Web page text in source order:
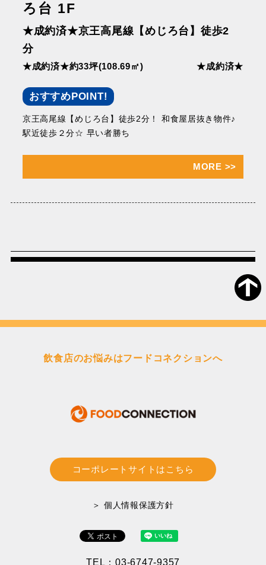
ろ台 1F
★成約済★京王⾼尾線【めじろ台】徒歩2
分
★成約済★約33坪(108.69㎡) ★成約済★
おすすめPOINT!
京王⾼尾線【めじろ台】徒歩2分！ 和⾷屋居抜き物件♪
駅近徒歩２分☆ 早い者勝ち
MORE >>
飲食店のお悩みはフードコネクションへ
コーポレートサイトはこちら
＞ 個人情報保護方針
TEL：03-6747-9357